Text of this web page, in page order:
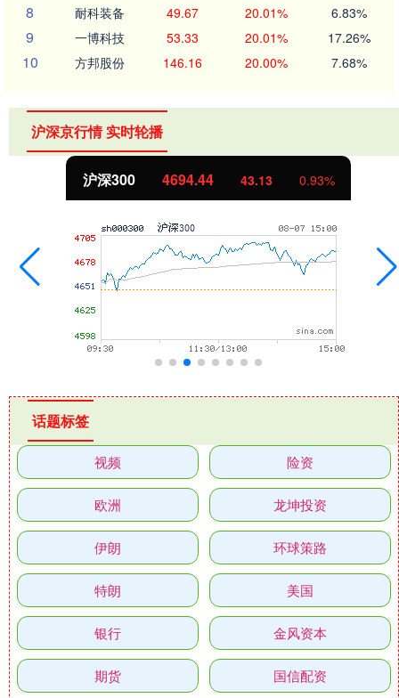
8 耐科装备 49.67 20.01% 6.83%
9 一博科技 53.33 20.01% 17.26%
10 方邦股份 146.16 20.00% 7.68%
沪深京行情 实时轮播
沪深300 4694.44 43.13 0.93%
话题标签
视频 险资
欧洲 龙坤投资
伊朗 环球策路
特朗 美国
银行 金风资本
期货 国信配资